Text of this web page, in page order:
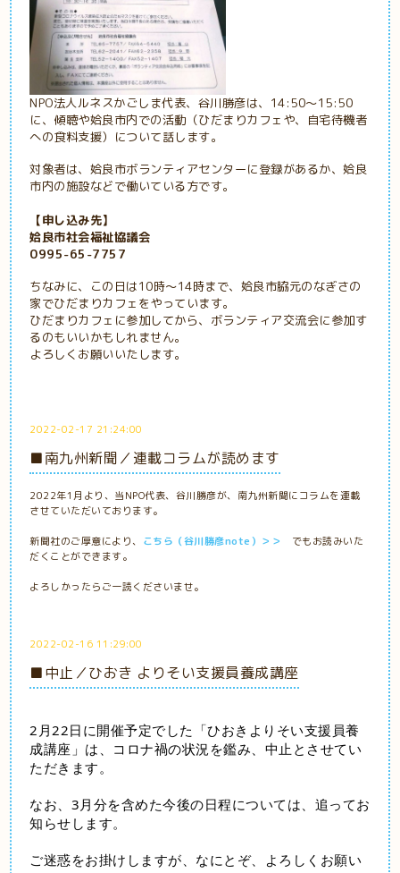
NPO法人ルネスかごしま代表、谷川勝彦は、14:50～15:50
に、傾聴や姶良市内での活動（ひだまりカフェや、自宅待機者
への食料支援）について話します。
対象者は、姶良市ボランティアセンターに登録があるか、姶良
市内の施設などで働いている方です。
【申し込み先】
姶良市社会福祉協議会
0995-65-7757
ちなみに、この日は10時～14時まで、姶良市脇元のなぎさの
家でひだまりカフェをやっています。
ひだまりカフェに参加してから、ボランティア交流会に参加す
るのもいいかもしれません。
よろしくお願いいたします。
2022-02-17 21:24:00
■南九州新聞／連載コラムが読めます
2022年1月より、当NPO代表、谷川勝彦が、南九州新聞にコラムを連載
させていただいております。
新聞社のご厚意により、 こちら（谷川勝彦note）＞＞
でもお読みいた
だくことができます。
よろしかったらご一読くださいませ。
2022-02-16 11:29:00
■中止／ひおき よりそい支援員養成講座
2月22日に開催予定でした「ひおきよりそい支援員養
成講座」は、コロナ禍の状況を鑑み、中止とさせてい
ただきます。
なお、3月分を含めた今後の日程については、追ってお
知らせします。
ご迷惑をお掛けしますが、なにとぞ、よろしくお願い